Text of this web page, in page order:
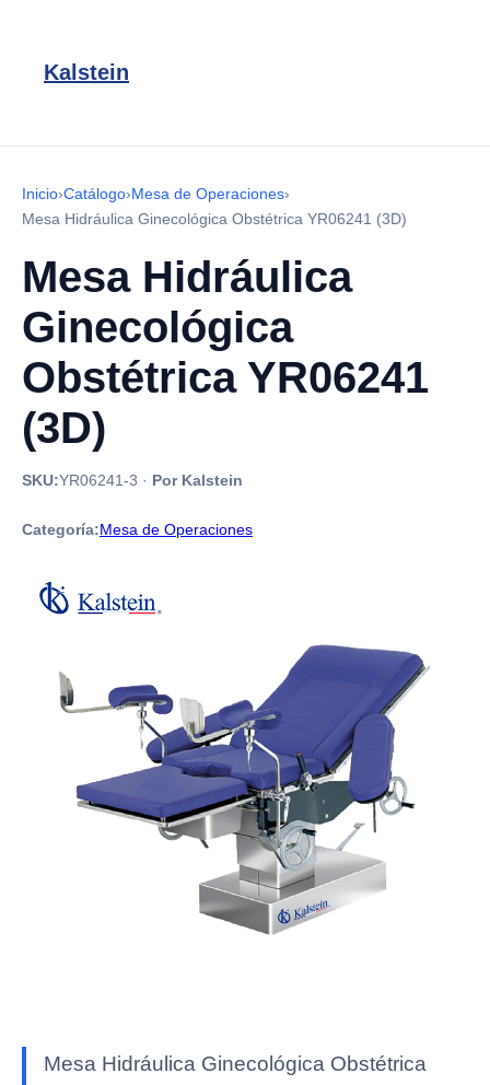
Kalstein
Inicio›Catálogo›Mesa de Operaciones›
Mesa Hidráulica Ginecológica Obstétrica YR06241 (3D)
Mesa Hidráulica
Ginecológica
Obstétrica YR06241
(3D)
SKU:YR06241-3 · Por Kalstein
Categoría:Mesa de Operaciones
Mesa Hidráulica Ginecológica Obstétrica